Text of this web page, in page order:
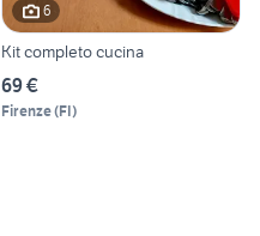
6
Kit completo cucina
69 €
Firenze(FI)